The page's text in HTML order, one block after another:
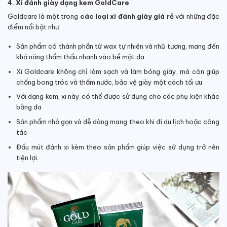
4. Xi đánh giày dạng kem GoldCare
Goldcare là một trong các loại xi đánh giày giá rẻvới những đặc
điểm nổi bật như:
Sản phẩm có thành phần từ wax tự nhiên và nhũ tương, mang đến
khả năng thẩm thấu nhanh vào bề mặt da
Xi Goldcare không chỉ làm sạch và làm bóng giày, mà còn giúp
chống bong tróc và thấm nước, bảo vệ giày một cách tối ưu
Với dạng kem, xi này có thể được sử dụng cho các phụ kiện khác
bằng da
Sản phẩm nhỏ gọn và dễ dàng mang theo khi đi du lịch hoặc công
tác
Đầu mút đánh xi kèm theo sản phẩm giúp việc sử dụng trở nên
tiện lợi.